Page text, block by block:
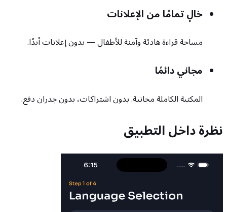
خالٍ تمامًا من الإعلانات
مساحة قراءة هادئة وآمنة للأطفال — بدون إعلانات أبدًا.
مجاني دائمًا
المكتبة الكاملة مجانية. بدون اشتراكات، بدون جدران دفع.
نظرة داخل التطبيق